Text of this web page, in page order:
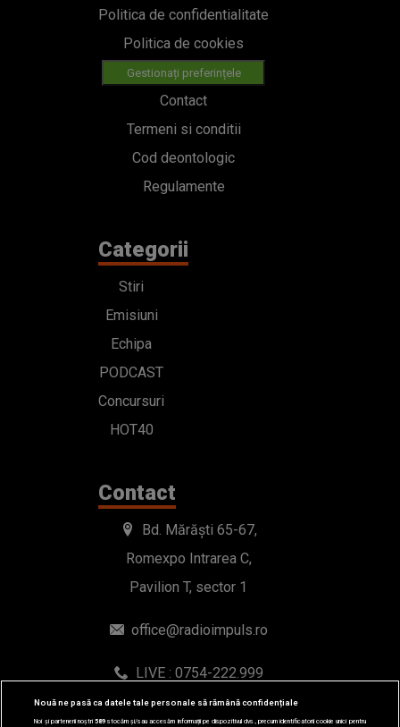
Politica de confidentialitate
Politica de cookies
Gestionați preferințele
Contact
Termeni si conditii
Cod deontologic
Regulamente
Categorii
Stiri
Emisiuni
Echipa
PODCAST
Concursuri
HOT40
Contact
Bd. Mărăști 65-67,
Romexpo Intrarea C,
Pavilion T, sector 1
office@radioimpuls.ro
LIVE : 0754-222.999
WhatsApp: 0754-222.999
Nouă ne pasă ca datele tale personale să rămână confidențiale
Noi și partenerii noștri589stocăm și/sau accesăm informații pe dispozitivul dvs., precum identificatorii cookie unici pentru